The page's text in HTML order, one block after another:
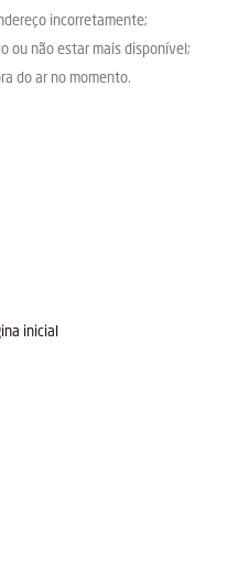
incorretamente;
ou não estar mais disponível;
do ar no momento.
inicial